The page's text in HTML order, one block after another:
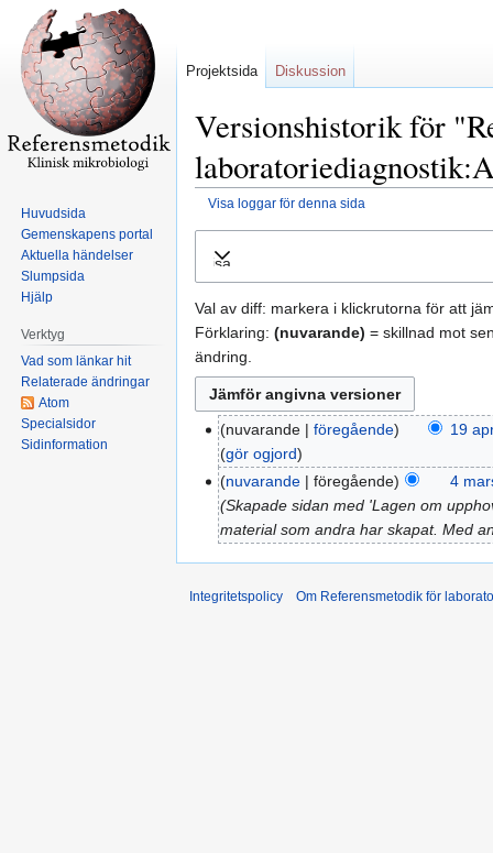
Versionshistorik för
Visa loggar för denna sida
Visa
Val av diff: markera i klickrutorna för att
Förklaring: (nuvarande) = skillnad mot
ändring.
nuvarande föregående
19
gör ogjord
nuvarande
föregående
4
Skapade sidan med 'Lagen om
material som andra har skapat. Med
Projektsida Diskussion
Huvudsida
Gemenskapens portal
Aktuella händelser
Slumpsida
Hjälp
Verktyg
Vad som länkar hit
Relaterade ändringar
Atom
Specialsidor
Sidinformation
Integritetspolicy Om Referensmetodik för